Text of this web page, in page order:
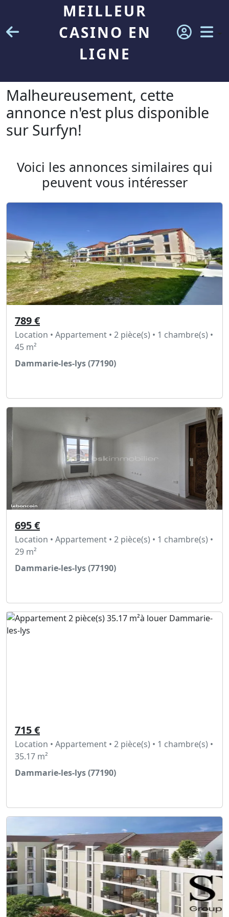
MEILLEUR
CASINO EN
LIGNE
Malheureusement, cette
annonce n'est plus disponible
sur Surfyn!
Voici les annonces similaires qui
peuvent vous intéresser
789 €
Location • Appartement • 2 pièce(s) • 1 chambre(s) •
45 m²
Dammarie-les-lys (77190)
695 €
Location • Appartement • 2 pièce(s) • 1 chambre(s) •
29 m²
Dammarie-les-lys (77190)
715 €
Location • Appartement • 2 pièce(s) • 1 chambre(s) •
35.17 m²
Dammarie-les-lys (77190)